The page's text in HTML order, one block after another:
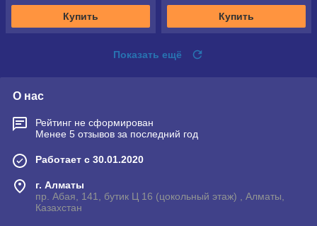
Купить Купить
Показать ещё
О нас
Рейтинг не сформирован
Менее 5 отзывов за последний год
Работает с 30.01.2020
г. Алматы
пр. Абая, 141, бутик Ц 16 (цокольный этаж) , Алматы,
Казахстан